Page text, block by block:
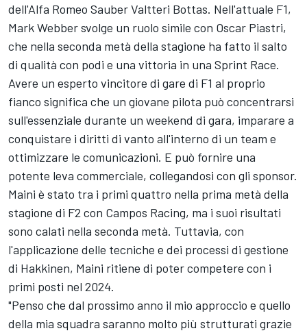
dell'Alfa Romeo Sauber Valtteri Bottas. Nell'attuale F1,
Mark Webber svolge un ruolo simile con Oscar Piastri,
che nella seconda metà della stagione ha fatto il salto
di qualità con podi e una vittoria in una Sprint Race.
Avere un esperto vincitore di gare di F1 al proprio
fianco significa che un giovane pilota può concentrarsi
sull'essenziale durante un weekend di gara, imparare a
conquistare i diritti di vanto all'interno di un team e
ottimizzare le comunicazioni. E può fornire una
potente leva commerciale, collegandosi con gli sponsor.
Maini è stato tra i primi quattro nella prima metà della
stagione di F2 con Campos Racing, ma i suoi risultati
sono calati nella seconda metà. Tuttavia, con
l'applicazione delle tecniche e dei processi di gestione
di Hakkinen, Maini ritiene di poter competere con i
primi posti nel 2024.
"Penso che dal prossimo anno il mio approccio e quello
della mia squadra saranno molto più strutturati grazie